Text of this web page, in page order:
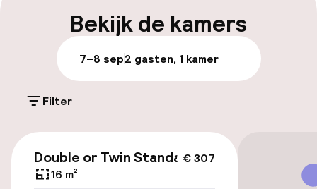
Parkeren & mobiliteit
Parkeergelegenheid op eigen terrein
(buiten)
Parkeergelegenheid op eigen terrein
(binnen)
Bekijk de kamers
7–8 sep2 gasten, 1 kamer
Filter
€ 307
Double or Twin Standard
16 m²